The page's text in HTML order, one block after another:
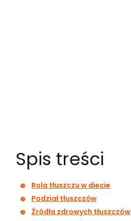
Spis treści
Rola tłuszczu w diecie
Podział tłuszczów
Źródła zdrowych tłuszczów